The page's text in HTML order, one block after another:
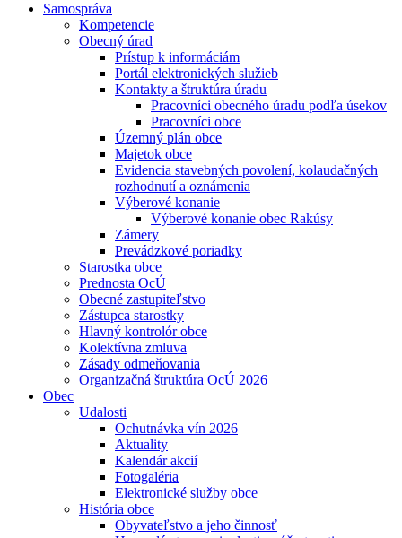
Samospráva
Kompetencie
Obecný úrad
Prístup k informáciám
Portál elektronických služieb
Kontakty a štruktúra úradu
Pracovníci obecného úradu podľa úsekov
Pracovníci obce
Územný plán obce
Majetok obce
Evidencia stavebných povolení, kolaudačných
rozhodnutí a oznámenia
Výberové konanie
Výberové konanie obec Rakúsy
Zámery
Prevádzkové poriadky
Starostka obce
Prednosta OcÚ
Obecné zastupiteľstvo
Zástupca starostky
Hlavný kontrolór obce
Kolektívna zmluva
Zásady odmeňovania
Organizačná štruktúra OcÚ 2026
Obec
Udalosti
Ochutnávka vín 2026
Aktuality
Kalendár akcií
Fotogaléria
Elektronické služby obce
História obce
Obyvateľstvo a jeho činnosť